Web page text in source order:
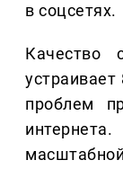
в соцсетях.
Качество
устраивает
проблем